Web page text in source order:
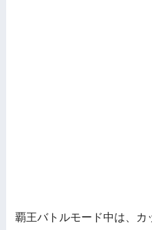
覇王バトルモード中は、カ